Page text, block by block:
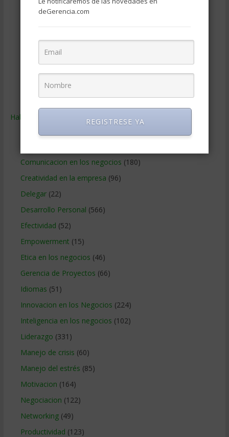
Operaciones y Logística (172)
Relaciones con los clientes
Relaciones publicas(132)
Tecnologia de Informacion
Ventas(242)
Habilidades
Comunicacion en los negocios (180)
Creatividad en la empresa (96)
Delegar(22)
Desarrollo Personal (566)
Efectividad (52)
Empowerment (15)
Etica en los negocios (46)
Gerencia de Proyectos (66)
Idiomas (51)
Innovacion en los Negocios (224)
Inteligencia en los negocios (102)
Liderazgo (331)
Manejo de crisis (60)
Manejo del estrés (85)
Motivacion (164)
Negociacion (122)
Networking(49)
Productividad (123)
deGerencia.com
REGISTRESE YA